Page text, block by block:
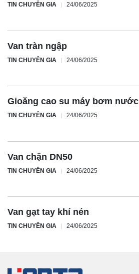
TIN CHUYÊN GIA 24/06/2025
Van tràn ngập
TIN CHUYÊN GIA 24/06/2025
Gioăng cao su máy bơm nước
TIN CHUYÊN GIA 24/06/2025
Van chặn DN50
TIN CHUYÊN GIA 24/06/2025
Van gạt tay khí nén
TIN CHUYÊN GIA 24/06/2025